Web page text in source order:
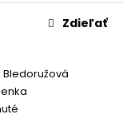
Bledoružová
Zdieľať